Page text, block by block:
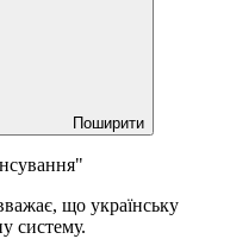
Поширити
що українську
систему.